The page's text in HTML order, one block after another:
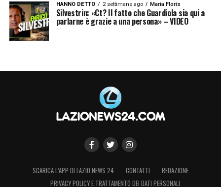
HANNO DETTO 2 settimane ago Maria Floris
Silvestrin: «Ct? Il fatto che Guardiola sia qui a
parlarne è grazie a una persona» – VIDEO
SCARICA L’APP DI LAZIO NEWS 24 CONTATTI
REDAZIONE
PRIVACY POLICY E TRATTAMENTO DEI DATI PERSONALI